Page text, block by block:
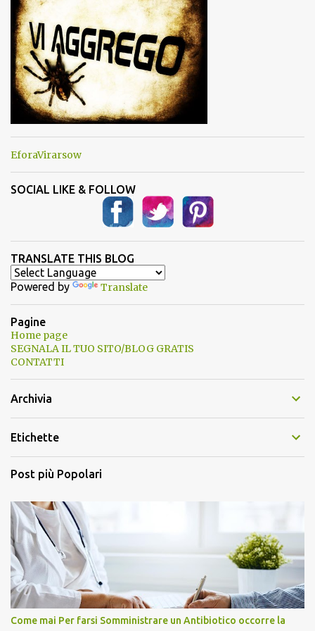
i
EforaVirarsow
SOCIAL LIKE & FOLLOW
TRANSLATE THIS BLOG
Powered by Translate
Pagine
Home page
SEGNALA IL TUO SITO/BLOG GRATIS
CONTATTI
Archivia
Etichette
Post più Popolari
Come mai Per farsi Somministrare un Antibiotico occorre la